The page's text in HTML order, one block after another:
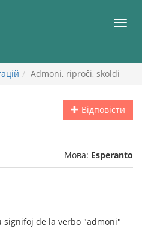
Admoni, riproĉi, skoldi
Відповісти
Мова: Esperanto
signifoj de la verbo "admoni"